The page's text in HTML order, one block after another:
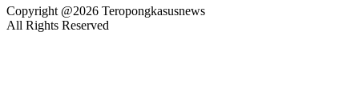
Copyright @2026 Teropongkasusnews
All Rights Reserved